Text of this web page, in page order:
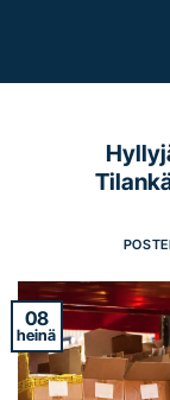
08
heinä